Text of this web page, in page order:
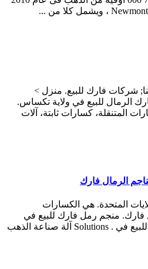
شركات فارك للبيع. منزل >
الرمال للبيع في ولاية تكساس.
المتنقلة، كسارات ثابتة، آلات
الرمال فارك
المتحدة. هي الكسارات
فارك. منجم رمل فارك للبيع في
الولايات المتحدة مغسلة رمل للبيع في . Solutions آلة صناعة الذهب